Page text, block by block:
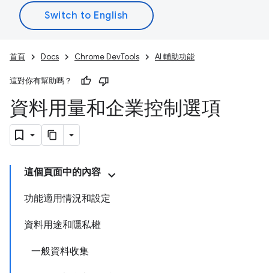
首頁 Docs Chrome DevTools AI 輔助功能
這對你有幫助嗎？
資料用量和企業控制選項
這個頁面中的內容
功能適用情況和設定
資料用途和隱私權
一般資料收集